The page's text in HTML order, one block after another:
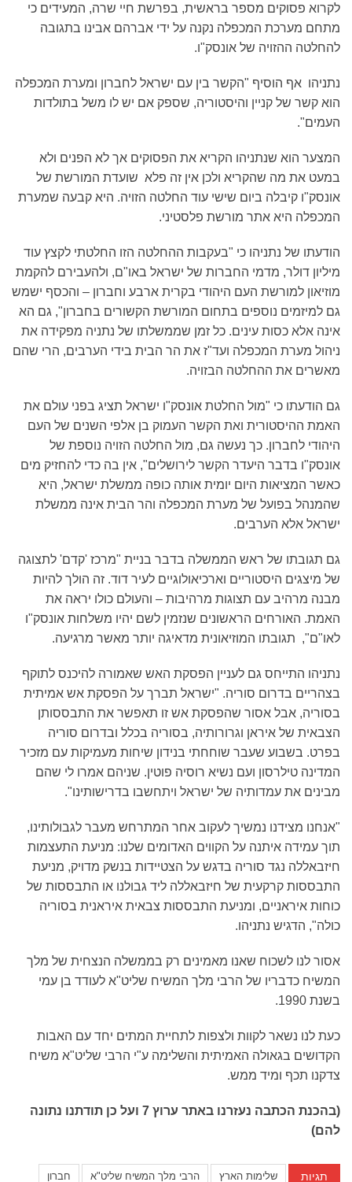
לקרוא פסוקים מספר בראשית, בפרשת חיי שרה, המעידים כי
מתחם מערכת המכפלה נקנה על ידי אברהם אבינו בתגובה
להחלטה ההזויה של אונסק"ו.
נתניהו אף הוסיף "הקשר בין עם ישראל לחברון ומערת המכפלה
הוא קשר של קניין והיסטוריה, שספק אם יש לו משל בתולדות
העמים".
המצער הוא שנתניהו הקריא את הפסוקים אך לא הפנים ולא
במעט את מה שהקריא ולכן אין זה פלא שועדת המורשת של
אונסק"ו קיבלה ביום שישי עוד החלטה הזויה. היא קבעה שמערת
המכפלה היא אתר מורשת פלסטיני.
הודעתו של נתניהו כי "בעקבות ההחלטה הזו החלטתי לקצץ עוד
מיליון דולר, מדמי החברות של ישראל באו"ם, ולהעבירם להקמת
מוזיאון למורשת העם היהודי בקרית ארבע וחברון – והכסף ישמש
גם למיזמים נוספים בתחום המורשת הקשורים בחברון", גם הא
אינה אלא כסות עינים. כל זמן שממשלתו של נתניה מפקידה את
ניהול מערת המכפלה ועד"ז את הר הבית בידי הערבים, הרי שהם
מאשרים את ההחלטה הבזויה.
גם הודעתו כי "מול החלטת אונסק"ו ישראל תציג בפני עולם את
האמת ההיסטורית ואת הקשר העמוק בן אלפי השנים של העם
היהודי לחברון. כך נעשה גם, מול החלטה הזויה נוספת של
אונסק"ו בדבר היעדר הקשר לירושלים", אין בה כדי להחזיק מים
כאשר המציאות היום יומית אותה כופה ממשלת ישראל, היא
שהמנהל בפועל של מערת המכפלה והר הבית אינה ממשלת
ישראל אלא הערבים.
גם תגובתו של ראש הממשלה בדבר בניית "מרכז 'קדם' לתצוגה
של מיצגים היסטוריים וארכיאולוגיים לעיר דוד. זה הולך להיות
מבנה מרהיב עם תצוגות מרהיבות – והעולם כולו יראה את
האמת. האורחים הראשונים שנזמין לשם יהיו משלחות אונסק"ו
לאו"ם", תגובתו המוזיאונית מדאיגה יותר מאשר מרגיעה.
נתניהו התייחס גם לעניין הפסקת האש שאמורה להיכנס לתוקף
בצהריים בדרום סוריה. "ישראל תברך על הפסקת אש אמיתית
בסוריה, אבל אסור שהפסקת אש זו תאפשר את התבססותן
הצבאית של איראן וגרורותיה, בסוריה בכלל ובדרום סוריה
בפרט. בשבוע שעבר שוחחתי בנידון שיחות מעמיקות עם מזכיר
המדינה טילרסון ועם נשיא רוסיה פוטין. שניהם אמרו לי שהם
מבינים את עמדותיה של ישראל ויתחשבו בדרישותינו".
"אנחנו מצידנו נמשיך לעקוב אחר המתרחש מעבר לגבולותינו,
תוך עמידה איתנה על הקווים האדומים שלנו: מניעת התעצמות
חיזבאללה נגד סוריה בדגש על הצטיידות בנשק מדויק, מניעת
התבססות קרקעית של חיזבאללה ליד גבולנו או התבססות של
כוחות איראניים, ומניעת התבססות צבאית איראנית בסוריה
כולה", הדגיש נתניהו.
אסור לנו לשכוח שאנו מאמינים רק בממשלה הנצחית של מלך
המשיח כדבריו של הרבי מלך המשיח שליט"א לעודד בן עמי
בשנת 1990.
כעת לנו נשאר לקוות ולצפות לתחיית המתים יחד עם האבות
הקדושים בגאולה האמיתית והשלימה ע"י הרבי שליט"א משיח
צדקנו תכף ומיד ממש.
(בהכנת הכתבה נעזרנו באתר ערוץ 7 ועל כן תודתנו נתונה
להם)
תגיות שלימות הארץ הרבי מלך המשיח שליט"א חברון